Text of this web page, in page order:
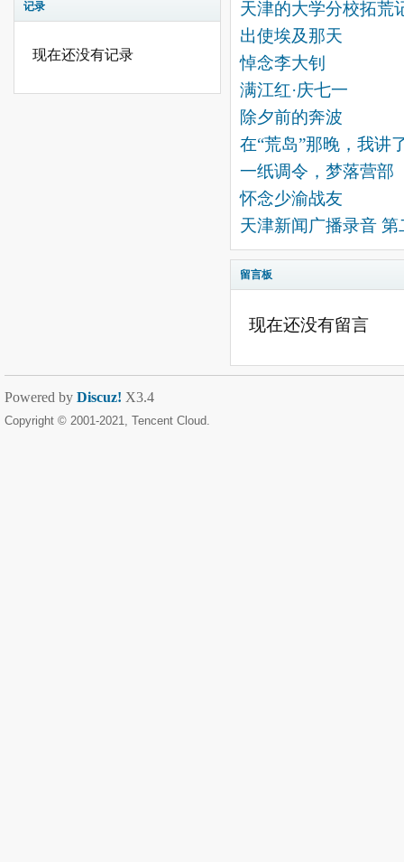
记录
现在还没有记录
天津的大学分校拓荒
出使埃及那天
悼念李大钊
满江红·庆七一
除夕前的奔波
在“荒岛”那晚，我讲
一纸调令，梦落营部
怀念少渝战友
天津新闻广播录音
留言板
现在还没有留言
Powered by Discuz! X3.4
Copyright © 2001-2021, Tencent Cloud.